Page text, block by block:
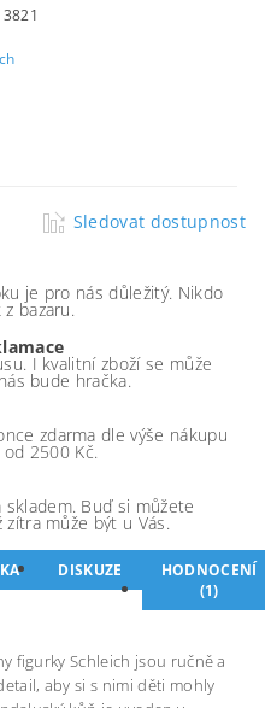
Sledovat dostupnost
je pro nás důležitý. Nikdo
bazaru.
I kvalitní zboží se může
bude hračka.
zdarma dle výše nákupu
2500 Kč.
Buď si můžete
může být u Vás.
DISKUZE
HODNOCENÍ
(1)
figurky Schleich jsou ručně a
aby si s nimi děti mohly